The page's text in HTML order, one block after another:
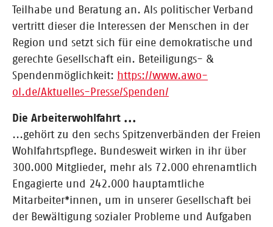
Teilhabe und Beratung an. Als politischer Verband
vertritt dieser die Interessen der Menschen in der
Region und setzt sich für eine demokratische und
gerechte Gesellschaft ein. Beteiligungs- &
Spendenmöglichkeit: https://www.awo-
ol.de/Aktuelles-Presse/Spenden/
Die Arbeiterwohlfahrt ...
...gehört zu den sechs Spitzenverbänden der Freien
Wohlfahrtspflege. Bundesweit wirken in ihr über
300.000 Mitglieder, mehr als 72.000 ehrenamtlich
Engagierte und 242.000 hauptamtliche
Mitarbeiter*innen, um in unserer Gesellschaft bei
der Bewältigung sozialer Probleme und Aufgaben